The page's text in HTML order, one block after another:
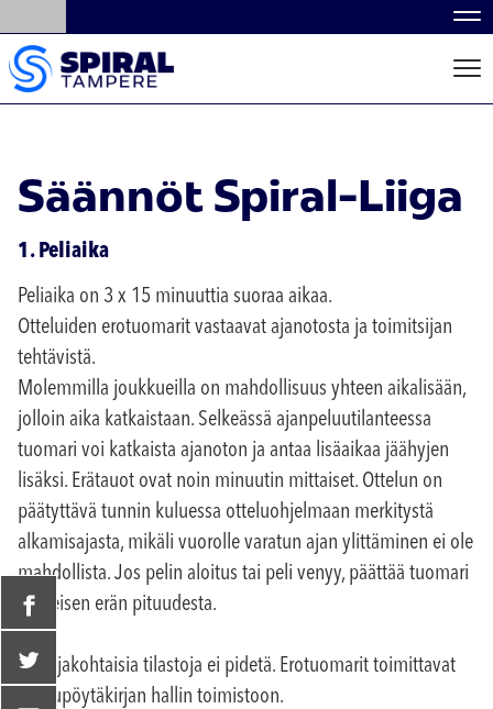
Säännöt Spiral-Liiga
1. Peliaika
Peliaika on 3 x 15 minuuttia suoraa aikaa.
Otteluiden erotuomarit vastaavat ajanotosta ja toimitsijan
tehtävistä.
Molemmilla joukkueilla on mahdollisuus yhteen aikalisään,
jolloin aika katkaistaan. Selkeässä ajanpeluutilanteessa
tuomari voi katkaista ajanoton ja antaa lisäaikaa jäähyjen
lisäksi. Erätauot ovat noin minuutin mittaiset. Ottelun on
päätyttävä tunnin kuluessa otteluohjelmaan merkitystä
alkamisajasta, mikäli vuorolle varatun ajan ylittäminen ei ole
mahdollista. Jos pelin aloitus tai peli venyy, päättää tuomari
viimeisen erän pituudesta.
Pelaajakohtaisia tilastoja ei pidetä. Erotuomarit toimittavat
ottelupöytäkirjan hallin toimistoon.